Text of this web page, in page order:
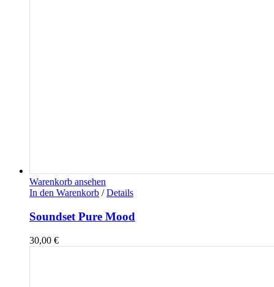
Warenkorb ansehen
In den Warenkorb / Details
Soundset Pure Mood
30,00 €